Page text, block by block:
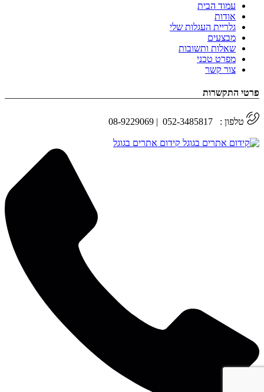
עמוד הבית
אודות
גלריית העגלות שלי
מבצעים
שאלות ותשובות
מפרט טכני
צור קשר
פרטי התקשרות
טלפון : 052-3485817 | 08-9229069
קידום אתרים בגוגל